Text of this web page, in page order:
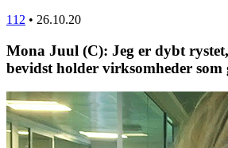
112 • 26.10.20
Mona Juul (C): Jeg er dybt
bevidst holder virksomheder som